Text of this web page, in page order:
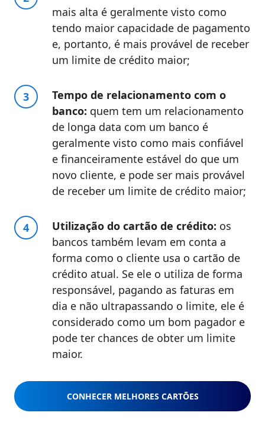
mais alta é geralmente visto como
tendo maior capacidade de pagamento
e, portanto, é mais provável de receber
um limite de crédito maior;
Tempo de relacionamento com o
banco: quem tem um relacionamento
de longa data com um banco é
geralmente visto como mais confiável
e financeiramente estável do que um
novo cliente, e pode ser mais provável
de receber um limite de crédito maior;
Utilização do cartão de crédito: os
bancos também levam em conta a
forma como o cliente usa o cartão de
crédito atual. Se ele o utiliza de forma
responsável, pagando as faturas em
dia e não ultrapassando o limite, ele é
considerado como um bom pagador e
pode ter chances de obter um limite
maior.
CONHECER MELHORES CARTÕES